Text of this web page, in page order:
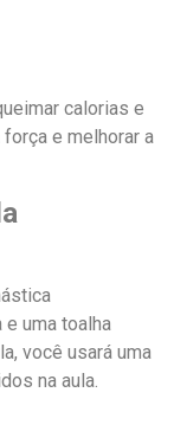
calorias e
e melhorar a
uma toalha
você usará uma
na aula.